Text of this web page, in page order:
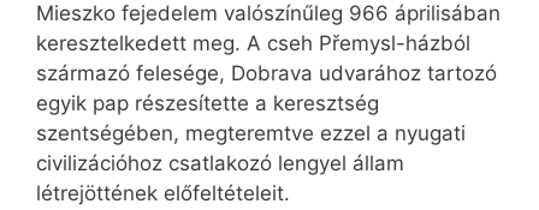
Mieszko fejedelem valószínűleg 966 áprilisában
keresztelkedett meg. A cseh Přemysl-házból
származó felesége, Dobrava udvarához tartozó
egyik pap részesítette a keresztség
szentségében, megteremtve ezzel a nyugati
civilizációhoz csatlakozó lengyel állam
létrejöttének előfeltételeit.